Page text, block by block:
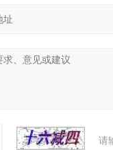
请